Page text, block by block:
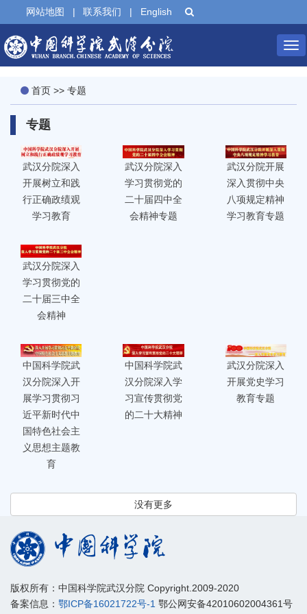
网站地图 | 联系我们 | English
首页 >> 专题
专题
武汉分院深入
开展树立和践
行正确政绩观
学习教育
武汉分院深入
学习贯彻党的
二十届四中全
会精神专题
武汉分院开展
深入贯彻中央
八项规定精神
学习教育专题
武汉分院深入
学习贯彻党的
二十届三中全
会精神
中国科学院武
汉分院深入开
展学习贯彻习
近平新时代中
国特色社会主
义思想主题教
育
中国科学院武
汉分院深入学
习宣传贯彻党
的二十大精神
武汉分院深入
开展党史学习
教育专题
没有更多
版权所有：中国科学院武汉分院 Copyright.2009-2020
备案信息： 鄂ICP备16021722号-1 鄂公网安备42010602004361号